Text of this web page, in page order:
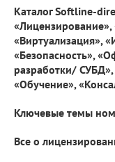
Каталог Softline-
«Виртуализация»,
«Безопасность»,
разработки/
«Обучение»,
Ключевые темы
Все о